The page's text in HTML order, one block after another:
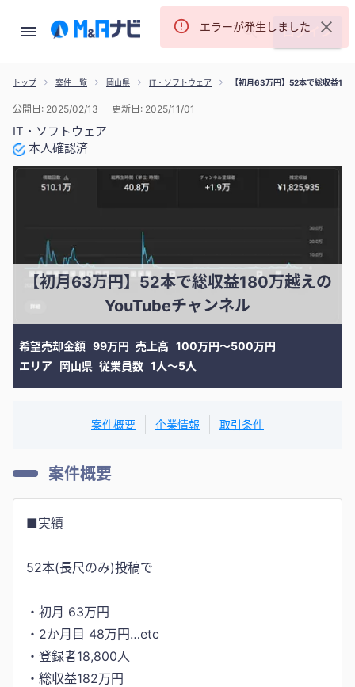
ログイン
トップ 案件一覧 岡山県 IT・ソフトウェア 【初月63万円】52本で総収益
IT・ソフトウェア
本人確認済
公開日: 2025/02/13 更新日: 2025/11/01
【初月63万円】52本で総収益180万越えの
YouTubeチャンネル
希望売却金額 99万円 売上高 100万円〜500万円
エリア 岡山県 従業員数 1人〜5人
案件概要 企業情報 取引条件
案件概要
■実績
52本(長尺のみ)投稿で
・初月 63万円
・2か月目 48万円…etc
・登録者18,800人
・総収益182万円
エラーが発生しました